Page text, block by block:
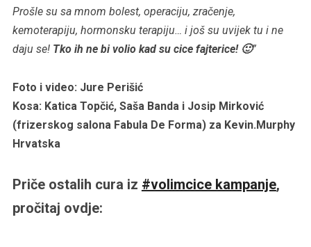
Prošle su sa mnom bolest, operaciju, zračenje,
kemoterapiju, hormonsku terapiju… i još su uvijek tu i ne
daju se! Tko ih ne bi volio kad su cice fajterice! 🙂”
Foto i video: Jure Perišić
Kosa: Katica Topčić, Saša Banda i Josip Mirković
(frizerskog salona Fabula De Forma) za Kevin.Murphy
Hrvatska
Priče ostalih cura iz #volimcice kampanje,
pročitaj ovdje: